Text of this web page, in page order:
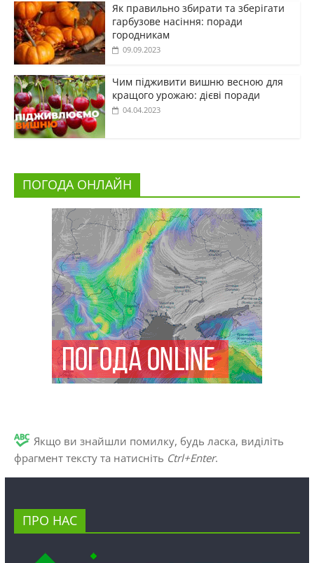
Як правильно збирати та зберігати
гарбузове насіння: поради
городникам
09.09.2023
Чим підживити вишню весною для
кращого урожаю: дієві поради
04.04.2023
ПОГОДА ОНЛАЙН
Якщо ви знайшли помилку, будь ласка, виділіть
фрагмент тексту та натисніть Ctrl+Enter.
ПРО НАС